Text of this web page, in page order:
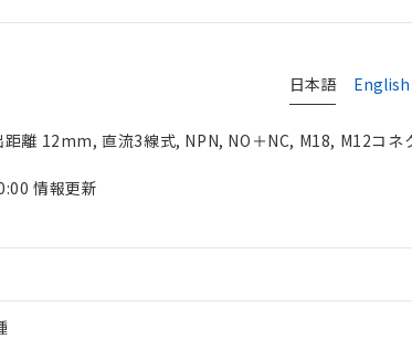
日本語 English
離 12mm, 直流3線式, NPN, NO＋NC, M18, M12コネ
情報更新